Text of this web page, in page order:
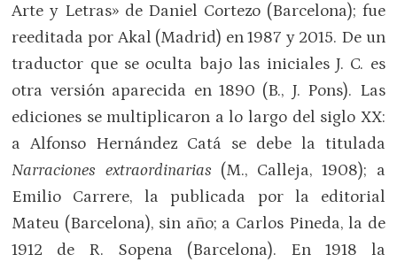
Arte y Letras» de Daniel Cortezo (Barcelona); fue
reeditada por Akal (Madrid) en 1987 y 2015. De un
traductor que se oculta bajo las iniciales J. C. es
otra versión aparecida en 1890 (B., J. Pons). Las
ediciones se multiplicaron a lo largo del siglo XX:
a Alfonso Hernández Catá se debe la titulada
Narraciones extraordinarias (M., Calleja, 1908); a
Emilio Carrere, la publicada por la editorial
Mateu (Barcelona), sin año; a Carlos Pineda, la de
1912 de R. Sopena (Barcelona). En 1918 la